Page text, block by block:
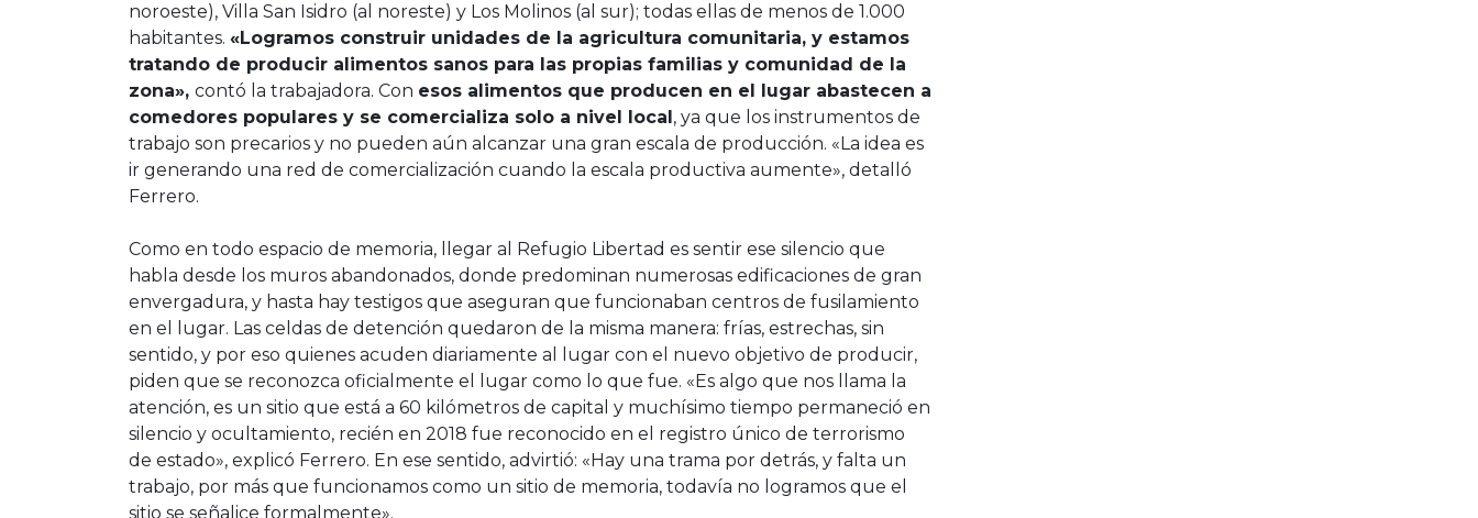
noroeste), Villa San Isidro (al noreste) y Los Molinos (al sur); todas ellas de menos de 1.000
habitantes. «Logramos construir unidades de la agricultura comunitaria, y estamos
tratando de producir alimentos sanos para las propias familias y comunidad de la
zona», contó la trabajadora. Con esos alimentos que producen en el lugar abastecen a
comedores populares y se comercializa solo a nivel local , ya que los instrumentos de
trabajo son precarios y no pueden aún alcanzar una gran escala de producción. «La idea es
ir generando una red de comercialización cuando la escala productiva aumente», detalló
Ferrero.
Como en todo espacio de memoria, llegar al Refugio Libertad es sentir ese silencio que
habla desde los muros abandonados, donde predominan numerosas edificaciones de gran
envergadura, y hasta hay testigos que aseguran que funcionaban centros de fusilamiento
en el lugar. Las celdas de detención quedaron de la misma manera: frías, estrechas, sin
sentido, y por eso quienes acuden diariamente al lugar con el nuevo objetivo de producir,
piden que se reconozca oficialmente el lugar como lo que fue. «Es algo que nos llama la
atención, es un sitio que está a 60 kilómetros de capital y muchísimo tiempo permaneció en
silencio y ocultamiento, recién en 2018 fue reconocido en el registro único de terrorismo
de estado», explicó Ferrero. En ese sentido, advirtió: «Hay una trama por detrás, y falta un
trabajo, por más que funcionamos como un sitio de memoria, todavía no logramos que el
sitio se señalice formalmente».